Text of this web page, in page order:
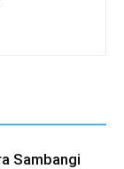
Sambangi